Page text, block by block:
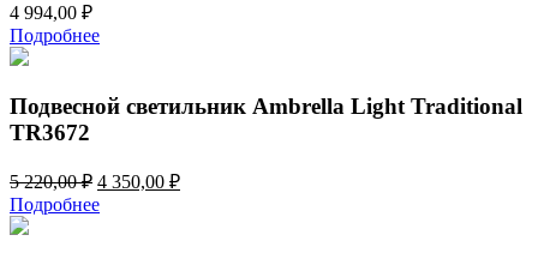
4 994,00 ₽
Подробнее
Подвесной светильник Ambrella Light Traditional
TR3672
5 220,00₽ Первоначальная
цена
составляла
4 350,00 ₽Текущая
Подробнее